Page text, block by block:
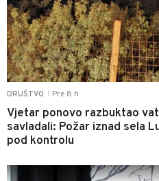
DRUŠTVO Pre 8 h
Vjetar ponovo razbuktao
savladali: Požar iznad sela
pod kontrolu